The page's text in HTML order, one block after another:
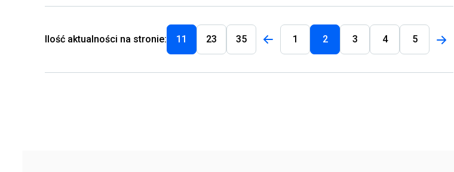
Ilość aktualności na stronie: 11 23 35 1 2 3 4 5